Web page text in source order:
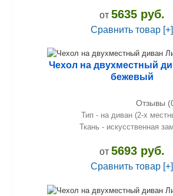
от 5635 руб.
Сравнить товар [+]
Чехол на двухместный
бежевый
Отзывы
Тип - на диван (2-х
Ткань - искусственная
от 5693 руб.
Сравнить товар [+]